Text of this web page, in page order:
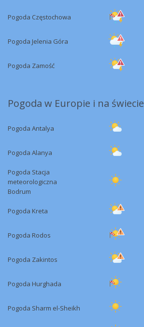
Pogoda Częstochowa
Pogoda Jelenia Góra
Pogoda Zamość
Pogoda w Europie i na świecie
Pogoda Antalya
Pogoda Alanya
Pogoda Stacja
meteorologiczna
Bodrum
Pogoda Kreta
Pogoda Rodos
Pogoda Zakintos
Pogoda Hurghada
Pogoda Sharm el-Sheikh